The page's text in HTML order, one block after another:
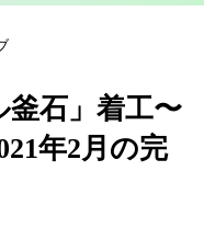
釜石」着工〜
年2月の完